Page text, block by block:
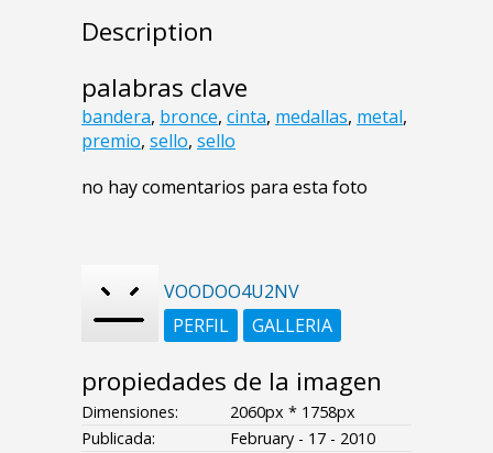
Description
palabras clave
bandera, bronce, cinta, medallas, metal,
premio, sello, sello
no hay comentarios para esta foto
VOODOO4U2NV
PERFIL
GALLERIA
propiedades de la imagen
Dimensiones:
2060px * 1758px
Publicada:
February - 17 - 2010